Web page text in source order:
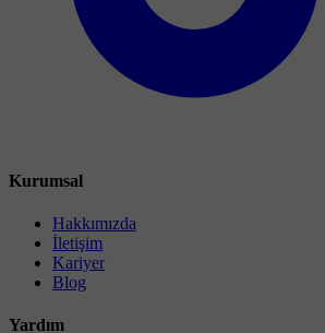
Kurumsal
Hakkımızda
İletişim
Kariyer
Blog
Yardım